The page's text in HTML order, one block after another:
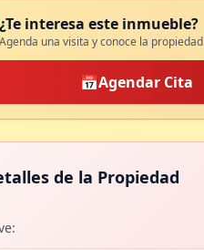
¿Te interesa este inmueble?
Agenda una visita y conoce la propiedad
📅Agendar Cita
de la Propiedad